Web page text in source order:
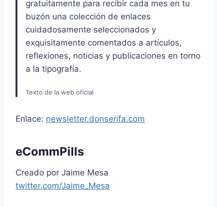
gratuitamente para recibir cada mes en tu
buzón una colección de enlaces
cuidadosamente seleccionados y
exquisitamente comentados a artículos,
reflexiones, noticias y publicaciones en torno
a la tipografía.
Texto de la web oficial
Enlace: newsletter.donserifa.com
eCommPills
Creado por Jaime Mesa
twitter.com/Jaime_Mesa